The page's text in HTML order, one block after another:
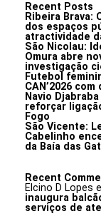
Recent Posts
Ribeira Brava:
dos espaços
atractividade
São Nicolau:
Omura abre
investigação
Futebol
CAN’2026
Navio
reforçar
Fogo
São Vicente:
Cabelinho
da Baía das
Recent
Elcino D Lopes
inaugura
serviços de